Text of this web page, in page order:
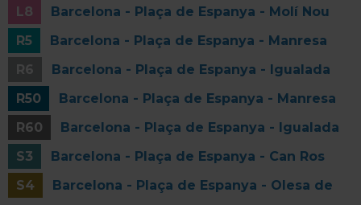
L8
Barcelona - Plaça de Espanya - Molí Nou
R5
Barcelona - Plaça de Espanya - Manresa
R6
Barcelona - Plaça de Espanya - Igualada
R50
Barcelona - Plaça de Espanya - Manresa
R60
Barcelona - Plaça de Espanya - Igualada
S3
Barcelona - Plaça de Espanya - Can Ros
S4
Barcelona - Plaça de Espanya - Olesa de